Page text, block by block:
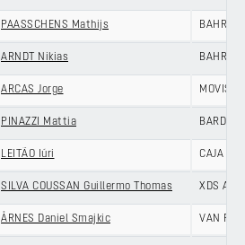
PAASSCHENS Mathijs
ARNDT Nikias
ARCAS Jorge
PINAZZI Mattia
LEITÃO Iúri CAJA
SILVA COUSSAN Guillermo Thomas XDS
ÅRNES Daniel Smajkic VAN